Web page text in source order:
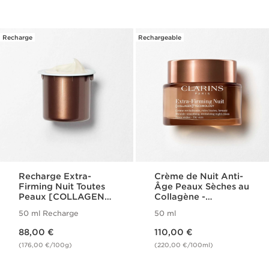
Recharge
Recharge Extra-
Firming Nuit Toutes
Peaux [COLLAGEN]³
50 ml Recharge
88,00 €
(176,00 €/100g)
Rechargeable
Crème de Nuit Anti-
Âge Peaux Sèches au
Collagène -
Technology - Extra-
Firming
50 ml
110,00 €
(220,00 €/100ml)